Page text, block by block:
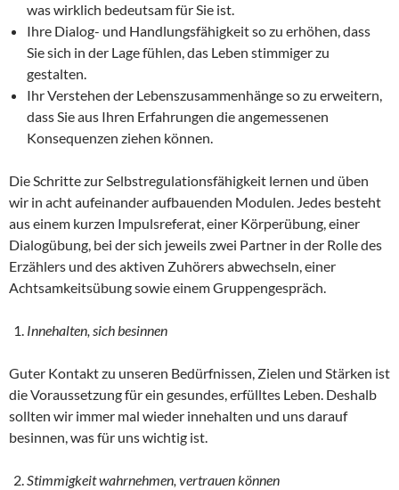
was wirklich bedeutsam für Sie ist.
Ihre Dialog- und Handlungsfähigkeit so zu erhöhen, dass
Sie sich in der Lage fühlen, das Leben stimmiger zu
gestalten.
Ihr Verstehen der Lebenszusammenhänge so zu erweitern,
dass Sie aus Ihren Erfahrungen die angemessenen
Konsequenzen ziehen können.
Die Schritte zur Selbstregulationsfähigkeit lernen und üben
wir in acht aufeinander aufbauenden Modulen. Jedes besteht
aus einem kurzen Impulsreferat, einer Körperübung, einer
Dialogübung, bei der sich jeweils zwei Partner in der Rolle des
Erzählers und des aktiven Zuhörers abwechseln, einer
Achtsamkeitsübung sowie einem Gruppengespräch.
Innehalten, sich besinnen
Guter Kontakt zu unseren Bedürfnissen, Zielen und Stärken ist
die Voraussetzung für ein gesundes, erfülltes Leben. Deshalb
sollten wir immer mal wieder innehalten und uns darauf
besinnen, was für uns wichtig ist.
Stimmigkeit wahrnehmen, vertrauen können